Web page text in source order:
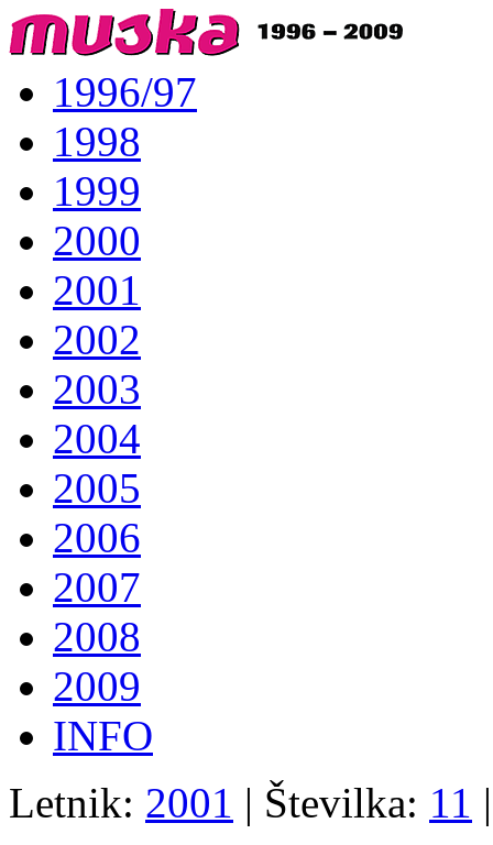
1996/97
1998
1999
2000
2001
2002
2003
2004
2005
2006
2007
2008
2009
INFO
Letnik: 2001 | Številka: 11